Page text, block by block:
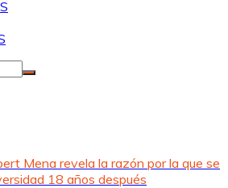
Mena revela la razón por la que se
18 años después